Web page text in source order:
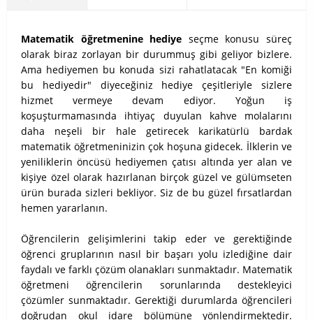
Matematik öğretmenine hediye seçme konusu süreç
olarak biraz zorlayan bir durummuş gibi geliyor bizlere.
Ama hediyemen bu konuda sizi rahatlatacak "En komiği
bu hediyedir" diyeceğiniz hediye çeşitleriyle sizlere
hizmet vermeye devam ediyor. Yoğun iş
koşuşturmamasında ihtiyaç duyulan kahve molalarını
daha neşeli bir hale getirecek karikatürlü bardak
matematik öğretmeninizin çok hoşuna gidecek. İlklerin ve
yeniliklerin öncüsü hediyemen çatısı altında yer alan ve
kişiye özel olarak hazırlanan birçok güzel ve gülümseten
ürün burada sizleri bekliyor. Siz de bu güzel fırsatlardan
hemen yararlanın.
Öğrencilerin gelişimlerini takip eder ve gerektiğinde
öğrenci gruplarının nasıl bir başarı yolu izlediğine dair
faydalı ve farklı çözüm olanakları sunmaktadır. Matematik
öğretmeni öğrencilerin sorunlarında destekleyici
çözümler sunmaktadır. Gerektiği durumlarda öğrencileri
doğrudan okul idare bölümüne yönlendirmektedir.